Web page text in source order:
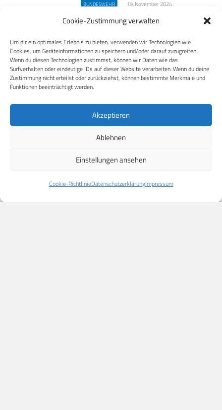
Cookie-Zustimmung verwalten
Um dir ein optimales Erlebnis zu bieten, verwenden wir Technologien wie
Cookies, um Geräteinformationen zu speichern und/oder darauf zuzugreifen.
Wenn du diesen Technologien zustimmst, können wir Daten wie das
Surfverhalten oder eindeutige IDs auf dieser Website verarbeiten. Wenn du deine
Zustimmung nicht erteilst oder zurückziehst, können bestimmte Merkmale und
Funktionen beeinträchtigt werden.
Akzeptieren
Ablehnen
Einstellungen ansehen
Cookie-RichtlinieDatenschutzerklärungImpressum
BUNDESWEHR 19. November 2024
Starker Partner: deutsch-
britische Marinekooperation
Mit der Royal Navy verbindet die
Deutsche Marine seit Jahrzehnten…
Mehr
BUNDESWEHR
WTD 71 zieht positive Bilanz –
Ansprengungen in der Ostsee
Die Wehrtechnische Dienststelle für
Schiffe und Marinewaffen, Maritime